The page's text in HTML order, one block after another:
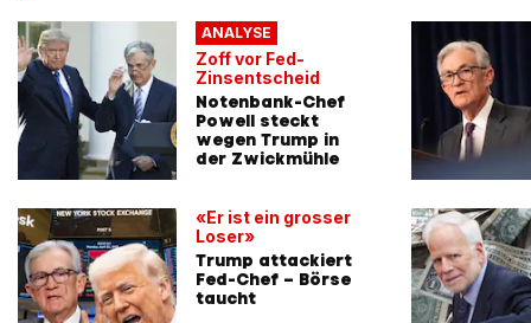
ANALYSE
Zoff vor Fed-
Zinsentscheid
Notenbank-Chef
Powell steckt
wegen Trump in
der Zwickmühle
«Er ist ein grosser
Loser»
Trump attackiert
Fed-Chef – Börse
taucht